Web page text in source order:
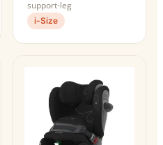
support-leg
i-Size